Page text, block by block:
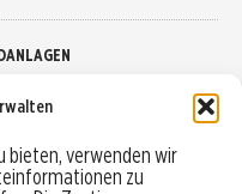
bieten, verwenden wir
zu